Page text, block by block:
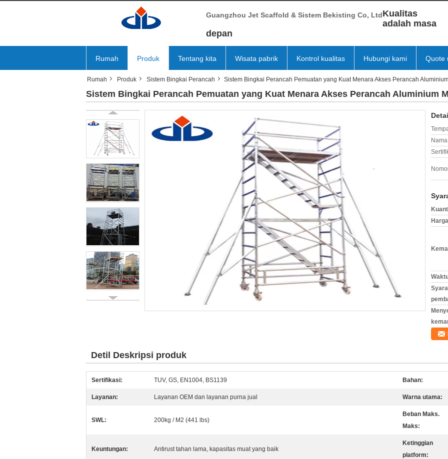
Guangzhou Jet Scaffold & Sistem Bekisting Co, LtdKualitas
adalah masa
depan
Rumah Produk Tentang kita Wisata pabrik Kontrol kualitas Hubungi kami Quote
Rumah Produk Sistem Bingkai Perancah Sistem Bingkai Perancah Pemuatan yang Kuat Menara Akses Perancah
Sistem Bingkai Perancah Pemuatan yang Kuat Menara Akses Perancah Aluminium
Detil Deskripsi produk
Sertifikasi: TUV, GS, EN1004, BS1139 Bahan:
Layanan: Layanan OEM dan layanan purna jual Warna utama:
SWL: 200kg / M2 (441 lbs)
Beban Maks.
Maks:
Keuntungan: Antirust tahan lama, kapasitas muat yang baik
Ketinggian
platform: